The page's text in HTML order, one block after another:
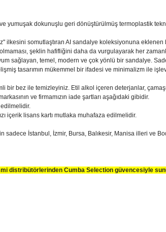
yumuşak dokunuşlu geri dönüştürülmüş termoplastik
ilkesini somutlaştıran AI sandalye koleksiyonuna
şeklin hafifliğini daha da vurgulayarak her
sağlayan, temel, modern ve çok yönlü bir sandalye.
tasarımın mükemmel bir ifadesi ve minimalizm ile
bir bez ile temizleyiniz. Etil alkol içeren deterjanlar,
ve firmamızın iade şartları aşağıdaki gibidir.
içerik lisans kartı mutlaka muhafaza edilmelidir.
sadece İstanbul, İzmir, Bursa, Balıkesir, Manisa illeri ve
distribütörlerinden Cumba Selection güvencesiyle